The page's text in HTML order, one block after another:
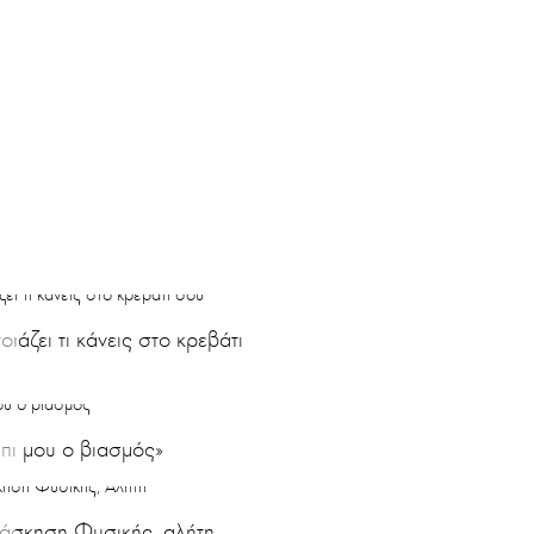
τι κάνεις στο κρεβάτι
μου ο βιασμός»